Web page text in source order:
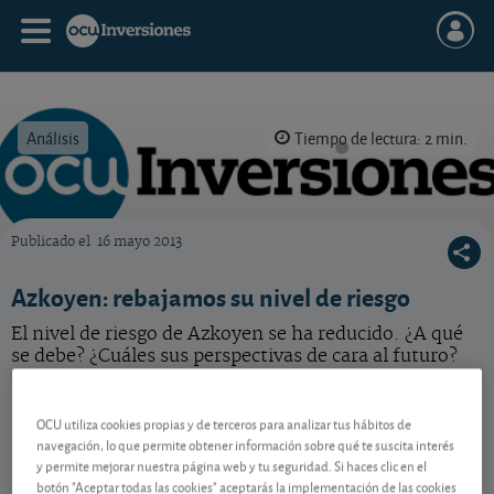
Análisis Tiempo de lectura: 2 min.
Publicado el 16 mayo 2013
Azkoyen: rebajamos su nivel de riesgo
El nivel de riesgo de Azkoyen se ha reducido. ¿A qué
se debe? ¿Cuáles sus perspectivas de cara al futuro?
ES0112458312
06/08/2026 Madrid
-0,15 EUR (-1,46 %)
OCU utiliza cookies propias y de terceros para analizar tus hábitos de
navegación, lo que permite obtener información sobre qué te suscita interés
y permite mejorar nuestra página web y tu seguridad. Si haces clic en el
botón "Aceptar todas las cookies" aceptarás la implementación de las cookies